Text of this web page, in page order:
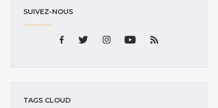
SUIVEZ-NOUS
TAGS CLOUD